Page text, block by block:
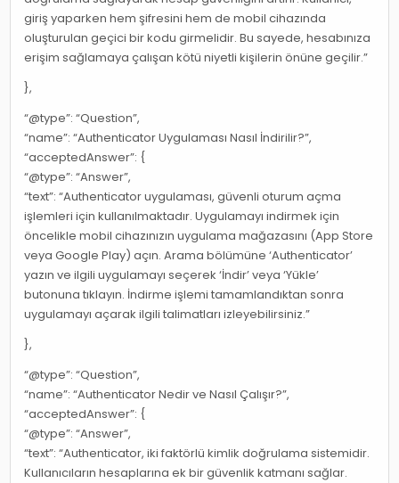
giriş yaparken hem şifresini hem de mobil cihazında
oluşturulan geçici bir kodu girmelidir. Bu sayede, hesabınıza
erişim sağlamaya çalışan kötü niyetli kişilerin önüne geçilir.”
},
“@type”: “Question”,
“name”: “Authenticator Uygulaması Nasıl İndirilir?”,
“acceptedAnswer”: {
“@type”: “Answer”,
“text”: “Authenticator uygulaması, güvenli oturum açma
işlemleri için kullanılmaktadır. Uygulamayı indirmek için
öncelikle mobil cihazınızın uygulama mağazasını (App Store
veya Google Play) açın. Arama bölümüne ‘Authenticator’
yazın ve ilgili uygulamayı seçerek ‘İndir’ veya ‘Yükle’
butonuna tıklayın. İndirme işlemi tamamlandıktan sonra
uygulamayı açarak ilgili talimatları izleyebilirsiniz.”
},
“@type”: “Question”,
“name”: “Authenticator Nedir ve Nasıl Çalışır?”,
“acceptedAnswer”: {
“@type”: “Answer”,
“text”: “Authenticator, iki faktörlü kimlik doğrulama sistemidir.
Kullanıcıların hesaplarına ek bir güvenlik katmanı sağlar.